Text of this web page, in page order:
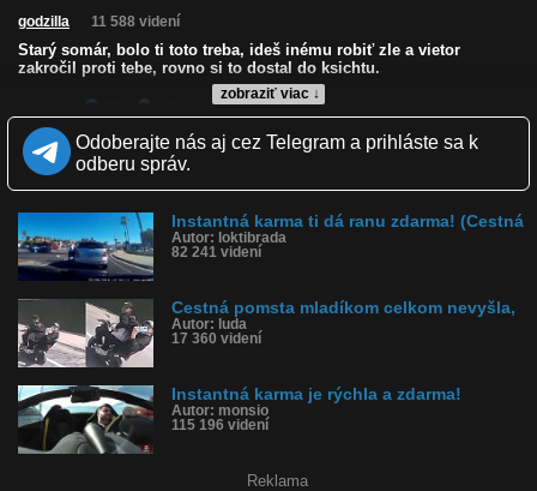
zobraziť viac ↓
godzilla 11 588 videní
Starý somár, bolo ti toto treba, ideš inému robiť zle a vietor
zakročil proti tebe, rovno si to dostal do ksichtu.
Zverejnené: 18.8.2025 20:42
Páči sa: 90% (21 hlasov)
Obľúbené: 0
Komentárov: 19
Kategória: ľudia
Tagy: cestná pomsta, instantná karma, karma je zdarma, sprcha do
ksichtu
História sledovanosti videa:
Odoberajte nás aj cez Telegram a prihláste sa k
odberu správ.
Instantná karma ti dá ranu zdarma! (Cestná
Autor: loktibrada
82 241 videní
Cestná pomsta mladíkom celkom nevyšla,
Autor: luda
17 360 videní
Instantná karma je rýchla a zdarma!
Autor: monsio
115 196 videní
Reklama